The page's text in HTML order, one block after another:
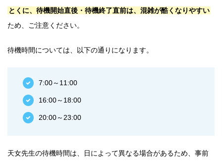
とくに、待機開始直後・待機終了直前は、混雑が酷くなりやすい
ため、ご注意ください。
待機時間については、以下の通りになります。
7:00～11:00
16:00～18:00
20:00～23:00
天女先生の待機時間は、日によって異なる場合があるため、事前